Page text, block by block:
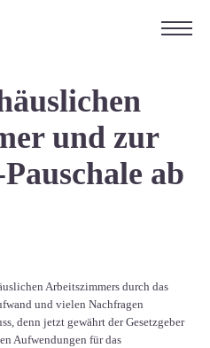
und zur
ab
Arbeitszimmers durch das
und vielen Nachfragen
denn jetzt gewährt der Gesetzgeber
Aufwendungen für das